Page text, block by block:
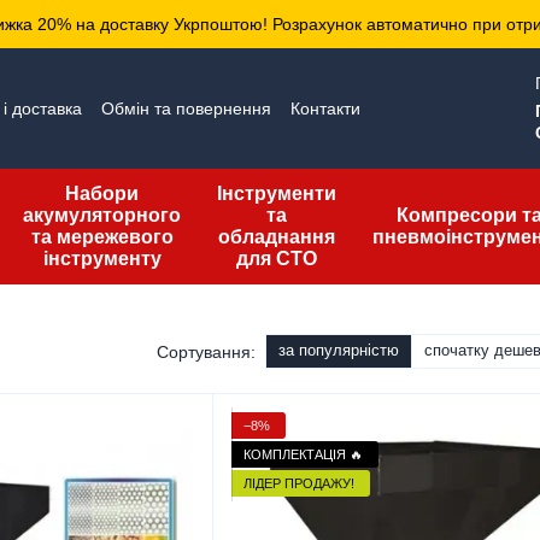
20% на доставку Укрпоштою! Розрахунок автоматично при
доставка Обмін та повернення
Контакти
Набори
акумуляторного
та мережевого
інструменту
Інструменти
та
обладнання
для СТО
Компресори
Сортування: за популярністю спочатку
−8%
КОМПЛЕКТАЦІЯ 🔥
ЛІДЕР ПРОДАЖУ!